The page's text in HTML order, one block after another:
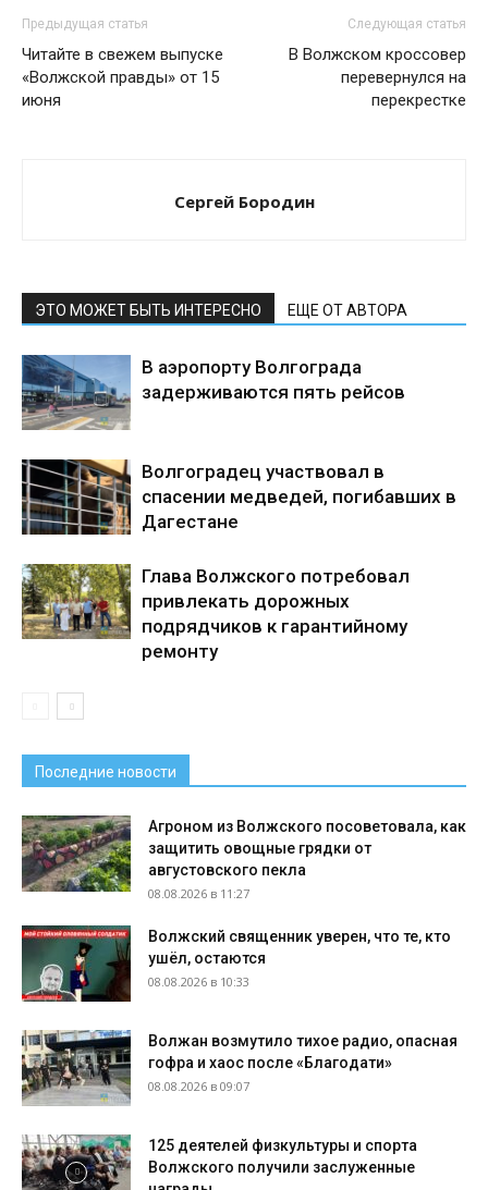
Предыдущая статья
Читайте в свежем выпуске
«Волжской правды» от 15
июня
Следующая статья
В Волжском кроссовер
перевернулся на
перекрестке
Сергей Бородин
ЭТО МОЖЕТ БЫТЬ ИНТЕРЕСНО ЕЩЕ ОТ АВТОРА
В аэропорту Волгограда
задерживаются пять рейсов
Волгоградец участвовал в
спасении медведей, погибавших в
Дагестане
Глава Волжского потребовал
привлекать дорожных
подрядчиков к гарантийному
ремонту
Последние новости
Агроном из Волжского посоветовала, как
защитить овощные грядки от
августовского пекла
08.08.2026 в 11:27
Волжский священник уверен, что те, кто
ушёл, остаются
08.08.2026 в 10:33
Волжан возмутило тихое радио, опасная
гофра и хаос после «Благодати»
08.08.2026 в 09:07
125 деятелей физкультуры и спорта
Волжского получили заслуженные